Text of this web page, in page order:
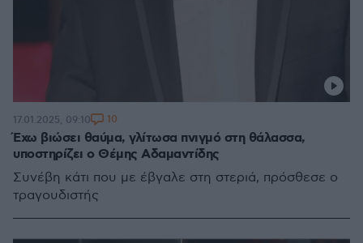
Έχω βιώσει θαύμα, γλίτωσα πνιγμό στη θάλασσα,
υποστηρίζει ο Θέμης Αδαμαντίδης
Συνέβη κάτι που με έβγαλε στη στεριά, πρόσθεσε ο
τραγουδιστής
17.01.2025, 09:10 10